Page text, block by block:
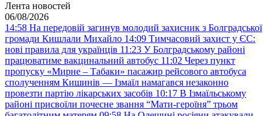
Лента новостей
06/08/2026
14:58 На передовій загинув молодий захисник з Болградської
громади Кишлали Михайло 14:09 Тимчасовий захист у ЄС:
нові правила для українців 11:23 У Болградському районі
працюватиме вакцинальний автобус 11:02 Через пункт
пропуску «Мирне – Табаки» пасажир рейсового автобуса
сполученням Кишинів — Ізмаїл намагався незаконно
провезти партію лікарських засобів 10:17 В Ізмаїльському
районі присвоїли почесне звання “Мати-героїня” трьом